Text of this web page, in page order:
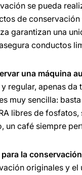
se pueda
de
garantizan una
conductos
una máquina
regular, apenas
muy sencilla:
libres de
un café siempre
la
originales y